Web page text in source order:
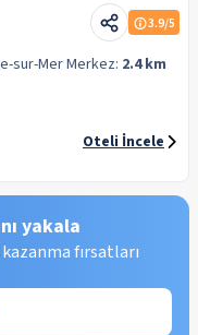
3.9/5
sur-MerMerkez: 2.4 km
Oteli İncele
yakala
fırsatları